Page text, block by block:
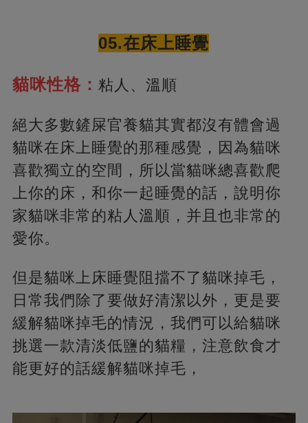
05.在床上睡覺
貓咪性格： 粘人、溫順
絕大多數鏟屎官養貓其實都沒有體會過
貓咪在床上睡覺的那種感覺，因為貓咪
喜歡獨立的空間，所以當貓咪總喜歡爬
上你的床，和你一起睡覺的話，說明你
家貓咪非常的粘人溫順，并且也非常的
愛你。
但是貓咪上床睡覺阻擋不了貓咪掉毛，
日常我們除了要做好清潔以外，更是要
緩解貓咪掉毛的情況，我們可以給貓咪
挑選一款清淡低鹽的貓糧，注意飲食才
能更好的話緩解貓咪掉毛，